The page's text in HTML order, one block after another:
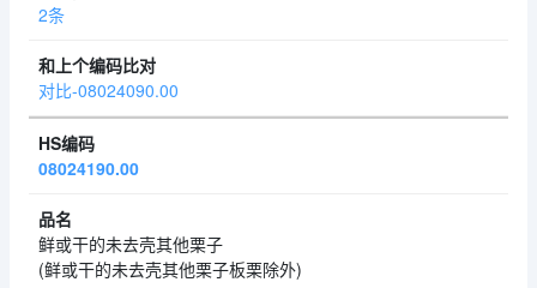
2条
对比-08024090.00
08024190.00
鲜或干的未去壳其他栗子
(鲜或干的未去壳其他栗子板栗除外)